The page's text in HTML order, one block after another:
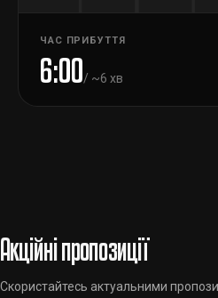
ЧАС ПРИБУТТЯ
6:00/ ~6 хв
Акційні пропозиції
Скористайтесь актуальними